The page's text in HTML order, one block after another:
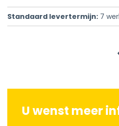
Standaard levertermijn: 7
U wenst meer